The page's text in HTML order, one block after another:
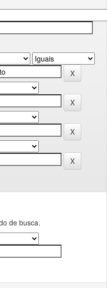
de busca.